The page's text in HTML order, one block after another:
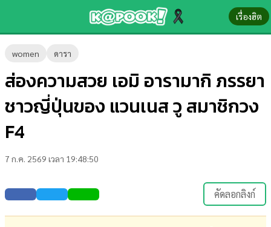
เรื่องฮิต
women ดารา
ส่องความสวย เอมิ อารามากิ ภรรยา
ชาวญี่ปุ่นของ แวนเนส วู สมาชิกวง
F4
7 ก.ค. 2569 เวลา 19:48:50
คัดลอกลิงก์
ข่าว-
ความ
รู้
บันเทิง
ตรวจ
หวย